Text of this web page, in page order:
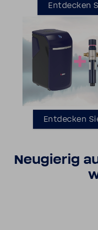
Entde­cken
Entde­cken
Neugierig